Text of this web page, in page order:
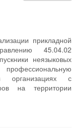
прикладной
45.04.02
неязыковых
организациях с
на территории